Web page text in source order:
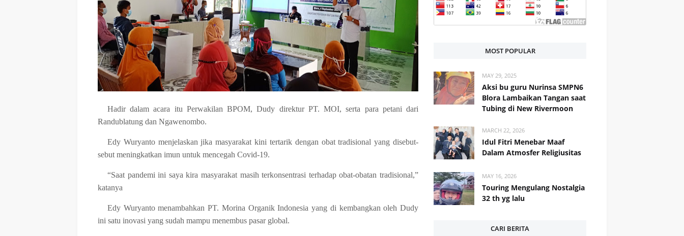
Hadir dalam acara itu Perwakilan BPOM, Dudy direktur PT. MOI, serta para petani dari
Randublatung dan Ngawenombo.
Edy Wuryanto menjelaskan jika masyarakat kini tertarik dengan obat tradisional yang disebut-
sebut meningkatkan imun untuk mencegah Covid-19.
“Saat pandemi ini saya kira masyarakat masih terkonsentrasi terhadap obat-obatan tradisional,”
katanya
Edy Wuryanto menambahkan PT. Morina Organik Indonesia yang di kembangkan oleh Dudy
ini satu inovasi yang sudah mampu menembus pasar global.
MOST POPULAR
MAY 29, 2025
Aksi bu guru Nurinsa SMPN6
Blora Lambaikan Tangan saat
Tubing di New Rivermoon
MARCH 22, 2026
Idul Fitri Menebar Maaf
Dalam Atmosfer Religiusitas
MAY 16, 2026
Touring Mengulang Nostalgia
32 th yg lalu
CARI BERITA